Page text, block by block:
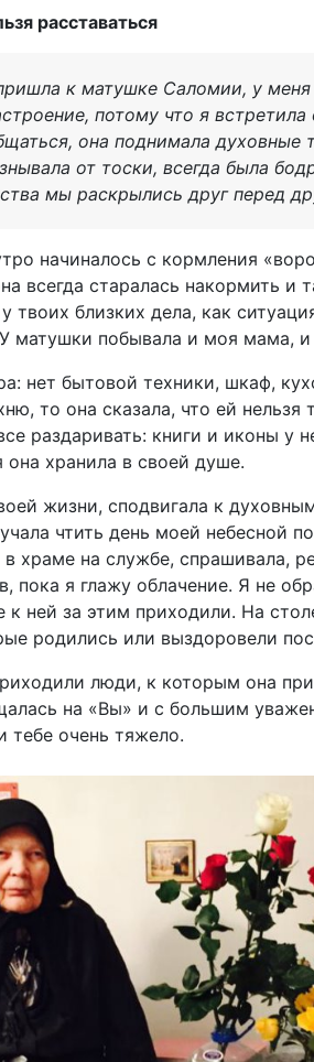
расставаться
к матушке Саломии, у
потому что я
она поднимала духовные
от тоски, всегда была
мы раскрылись друг перед
начиналось с кормления
всегда старалась накормить и
твоих близких дела, как
матушки побывала и моя мама, и
нет бытовой техники, шкаф,
то она сказала, что ей
раздаривать: книги и иконы у
хранила в своей душе.
жизни, сподвигала к
чтить день моей небесной
храме на службе, спрашивала,
пока я глажу облачение. Я не
ней за этим приходили. На
родились или выздоровели
люди, к которым она
на «Вы» и с большим
тебе очень тяжело.